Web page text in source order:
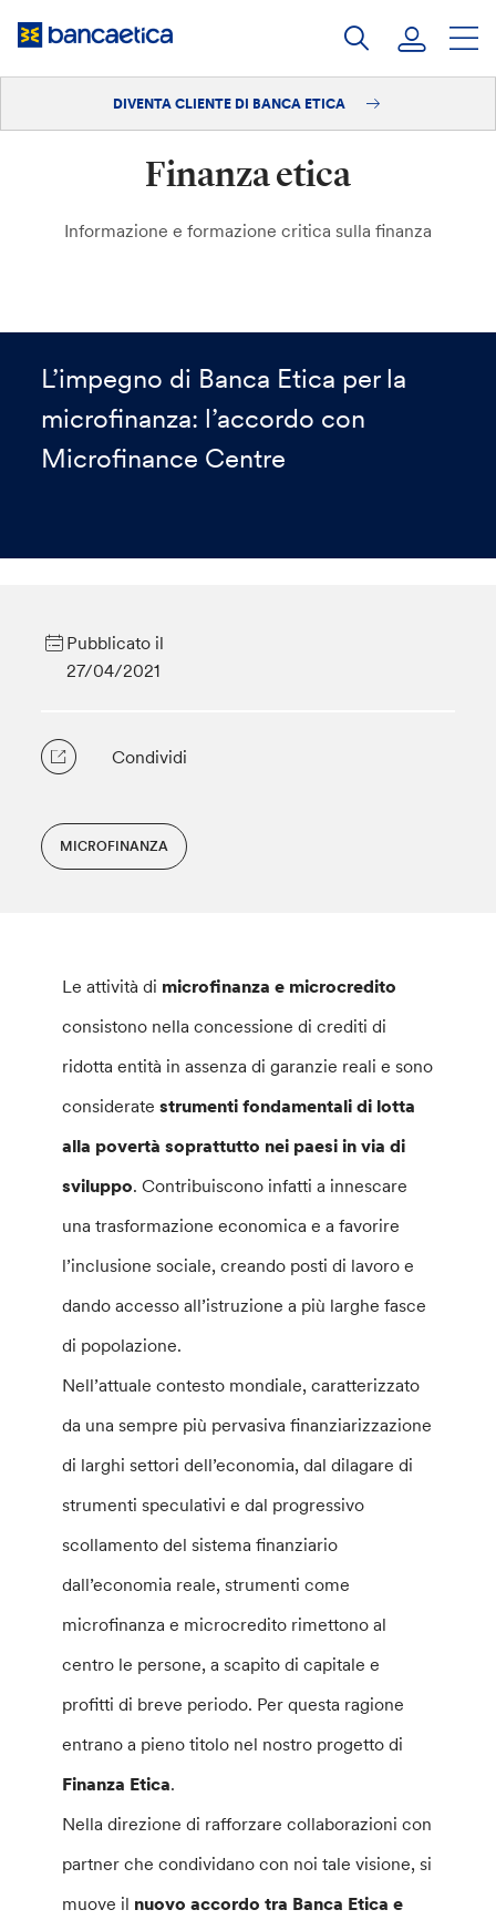
DIVENTA CLIENTE DI BANCA ETICA
Finanza etica
Informazione e formazione critica sulla finanza
L’impegno di Banca Etica per la
microfinanza: l’accordo con
Microfinance Centre
Pubblicato il
27/04/2021
Condividi
MICROFINANZA
Le attività di microfinanza e microcredito
consistono nella concessione di crediti di
ridotta entità in assenza di garanzie reali e sono
consideratestrumenti fondamentali di lotta
alla povertà soprattutto nei paesi in via di
sviluppo. Contribuiscono infatti a innescare
una trasformazione economica e a favorire
l’inclusione sociale, creando posti di lavoro e
dando accesso all’istruzione a più larghe fasce
di popolazione.
Nell’attuale contesto mondiale, caratterizzato
da una sempre più pervasiva finanziarizzazione
di larghi settori dell’economia, dal dilagare di
strumenti speculativi e dal progressivo
scollamento del sistema finanziario
dall’economia reale, strumenti come
microfinanza e microcredito rimettono al
centro le persone, a scapito di capitale e
profitti di breve periodo. Per questa ragione
entrano a pieno titolo nel nostro progetto di
Finanza Etica.
Nella direzione di rafforzare collaborazioni con
partner che condividano con noi tale visione, si
muove il nuovo accordo tra Banca Etica e